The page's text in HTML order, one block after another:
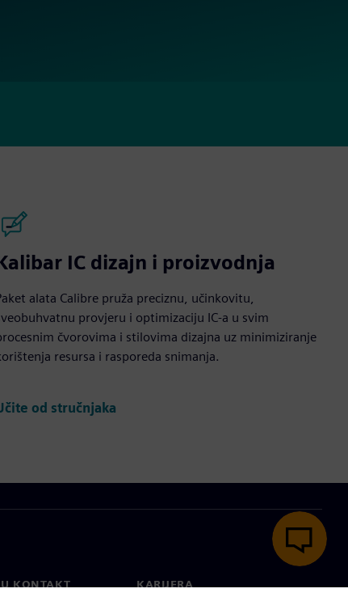
IC dizajn i proizvodnja
alata Calibre pruža preciznu, učinkovitu,
provjeru i optimizaciju IC-a u svim
čvorovima i stilovima dizajna uz minimiziranje
resursa i rasporeda snimanja.
od stručnjaka
U KONTAKT KARIJERA